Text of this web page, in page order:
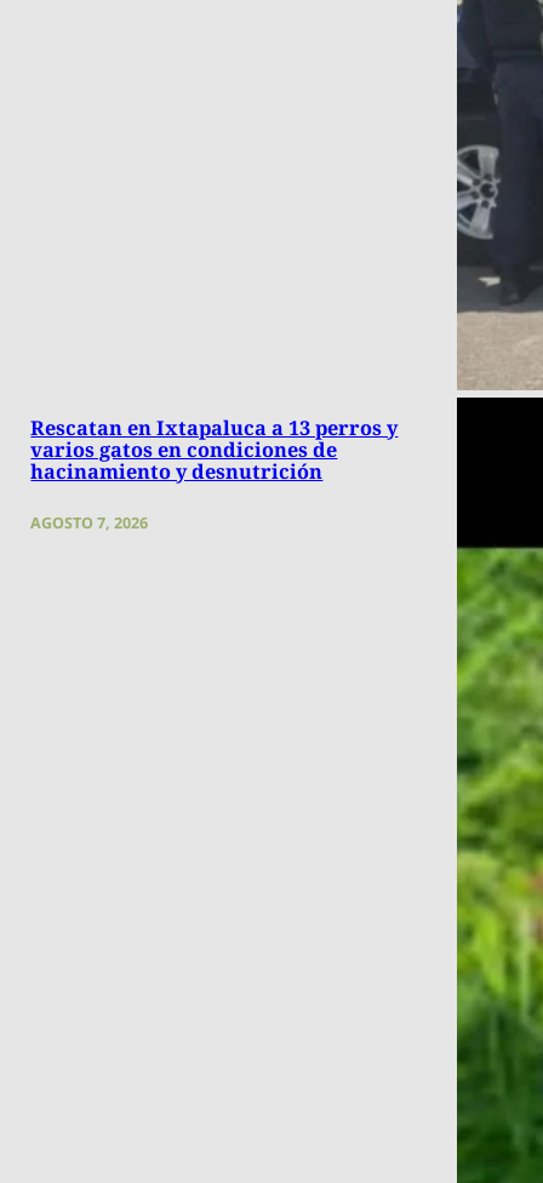
Rescatan en Ixtapaluca a 13 perros y
varios gatos en condiciones de
hacinamiento y desnutrición
AGOSTO 7, 2026